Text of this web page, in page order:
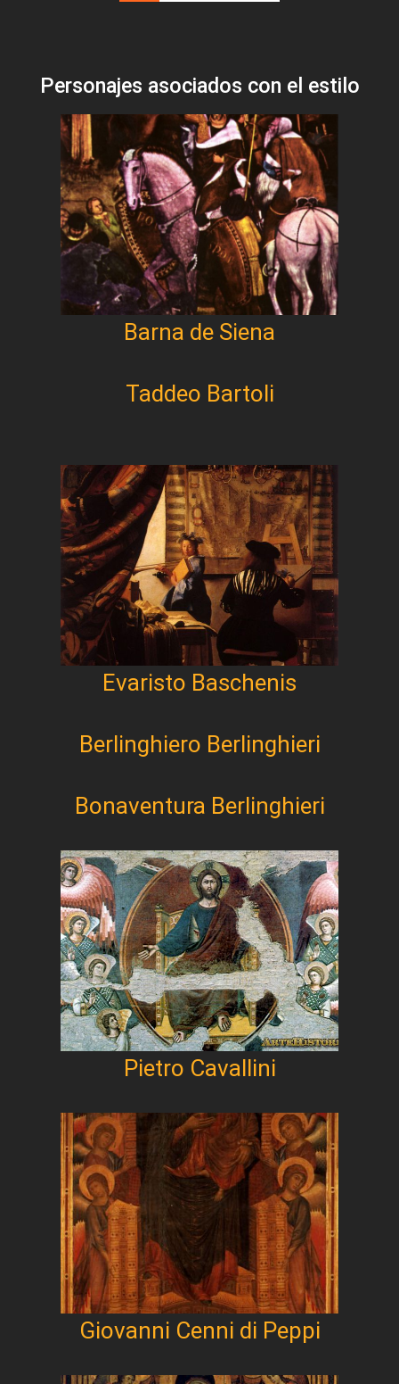
Personajes asociados con el estilo
Barna de Siena
Taddeo Bartoli
Evaristo Baschenis
Berlinghiero Berlinghieri
Bonaventura Berlinghieri
Pietro Cavallini
Giovanni Cenni di Peppi